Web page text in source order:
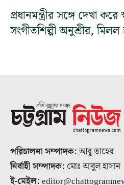
প্রধানমন্ত্রীর সঙ্গে দেখা
সংগীতশিল্পী অনুশ্রীর,
পরিচালনা সম্পাদক:আবু তাহের
নির্বাহী সম্পাদক: মোঃ আবুল হাসান
ই-মেইল: